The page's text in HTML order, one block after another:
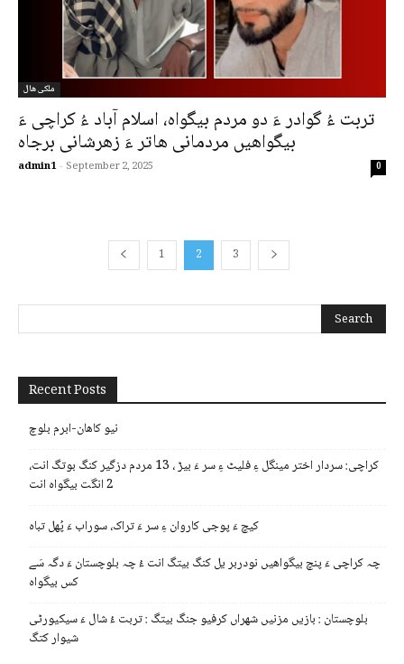
ملکی ھال
تربت ءُ گوادر ءَ دو مردم بیگواہ، اسلام آباد ءُ کراچی ءَ
بیگواھیں مردمانی ھاتر ءَ زھرشانی برجاہ
admin1 - September 2, 2025 0
1 2 3
Recent Posts
نیو کاھان-ابرم بلوچ
کراچی: سردار اختر مینگل ءِ فلیٹ ءِ سر ءَ بیڑ ، 13 مردم دزگیر کنگ بوتگ انت،
2 انگت بیگواہ انت
کیچ ءَ پوجی کاروان ءِ سر ءَ تراک، سوراب ءَ پُھل تباہ
چہ کراچی ءَ پنچ بیگواھیں نودربر یل کنگ بیتگ انت ءُ چہ بلوچستان ءَ دگہ سَے
کس بیگواہ
بلوچستان : بازیں مزنیں شھراں کرفیو جنگ بیتگ : تربت ءُ شال ءَ سیکیورٹی
شیوار کتگ